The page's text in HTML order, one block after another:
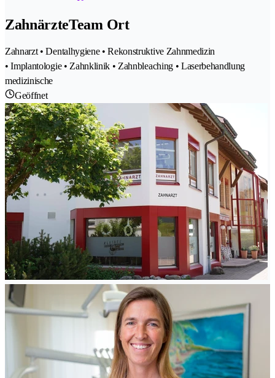
ZahnärzteTeam Ort
Zahnarzt • Dentalhygiene • Rekonstruktive Zahnmedizin
• Implantologie • Zahnklinik • Zahnbleaching • Laserbehandlung
medizinische
Geöffnet